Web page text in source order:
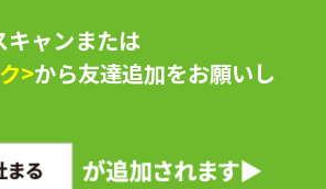
キャンまたは
>から友達追加をお願いし